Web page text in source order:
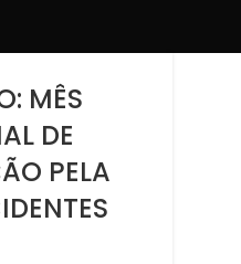
MÊS
DE
PELA